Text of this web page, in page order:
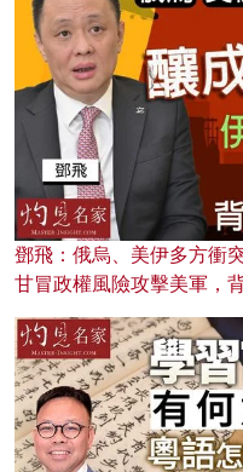
鄧飛：俄烏、美伊多方衝
甘冒政權風險攻擊美軍，